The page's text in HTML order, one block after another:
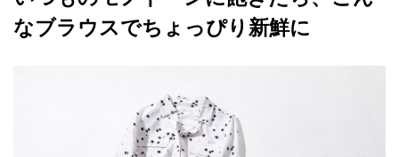
なブラウスでちょっぴり新鮮に